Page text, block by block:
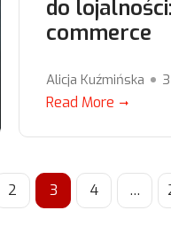
do
commerce
Alicja Kuźmińska
Read More
2 3 4 …